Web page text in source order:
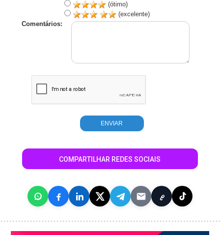
(ótimo)
(excelente)
Comentários:
COMPARTILHAR REDES SOCIAIS